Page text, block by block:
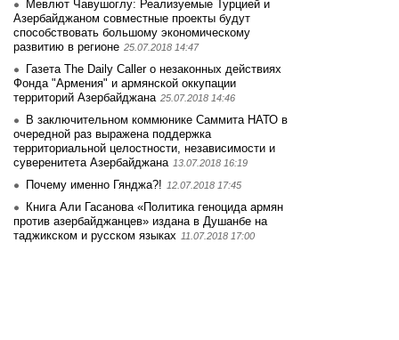
Мевлют Чавушоглу: Реализуемые Турцией и
Азербайджаном совместные проекты будут
способствовать большому экономическому
развитию в регионе 25.07.2018 14:47
Газета The Daily Caller о незаконных действиях
Фонда "Армения" и армянской оккупации
территорий Азербайджана 25.07.2018 14:46
В заключительном коммюнике Саммита НАТО в
очередной раз выражена поддержка
территориальной целостности, независимости и
суверенитета Азербайджана 13.07.2018 16:19
Почему именно Гянджа?! 12.07.2018 17:45
Книга Али Гасанова «Политика геноцида армян
против азербайджанцев» издана в Душанбе на
таджикском и русском языках 11.07.2018 17:00